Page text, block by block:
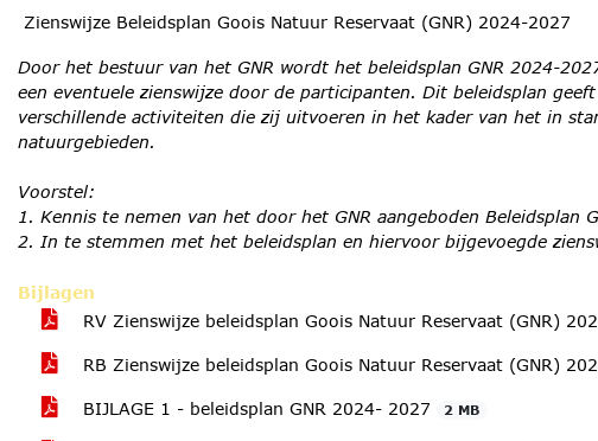
Zienswijze Beleidsplan Goois Natuur Reservaat (GNR) 2024-2027
Door het bestuur van het GNR wordt het beleidsplan GNR 2024-
een eventuele zienswijze door de participanten. Dit beleidsplan
verschillende activiteiten die zij uitvoeren in het kader van het in
natuurgebieden.
Voorstel:
1. Kennis te nemen van het door het GNR aangeboden Beleidsplan
2. In te stemmen met het beleidsplan en hiervoor bijgevoegde
Bijlagen
RV Zienswijze beleidsplan Goois Natuur Reservaat (GNR)
RB Zienswijze beleidsplan Goois Natuur Reservaat (GNR)
BIJLAGE 1 - beleidsplan GNR 2024- 2027 2 MB